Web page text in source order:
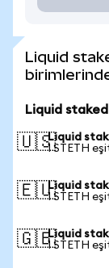
Liquid
Liquid
🇺🇸Liquid
1 STETH
🇪🇺Liquid
1 STETH
🇬🇧Liquid
1 STETH